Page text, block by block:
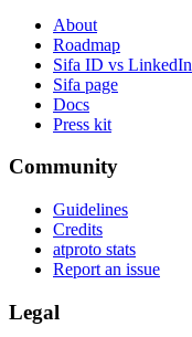
About
Roadmap
Sifa ID vs LinkedIn
Sifa page
Docs
Press kit
Community
Guidelines
Credits
atproto stats
Report an issue
Legal